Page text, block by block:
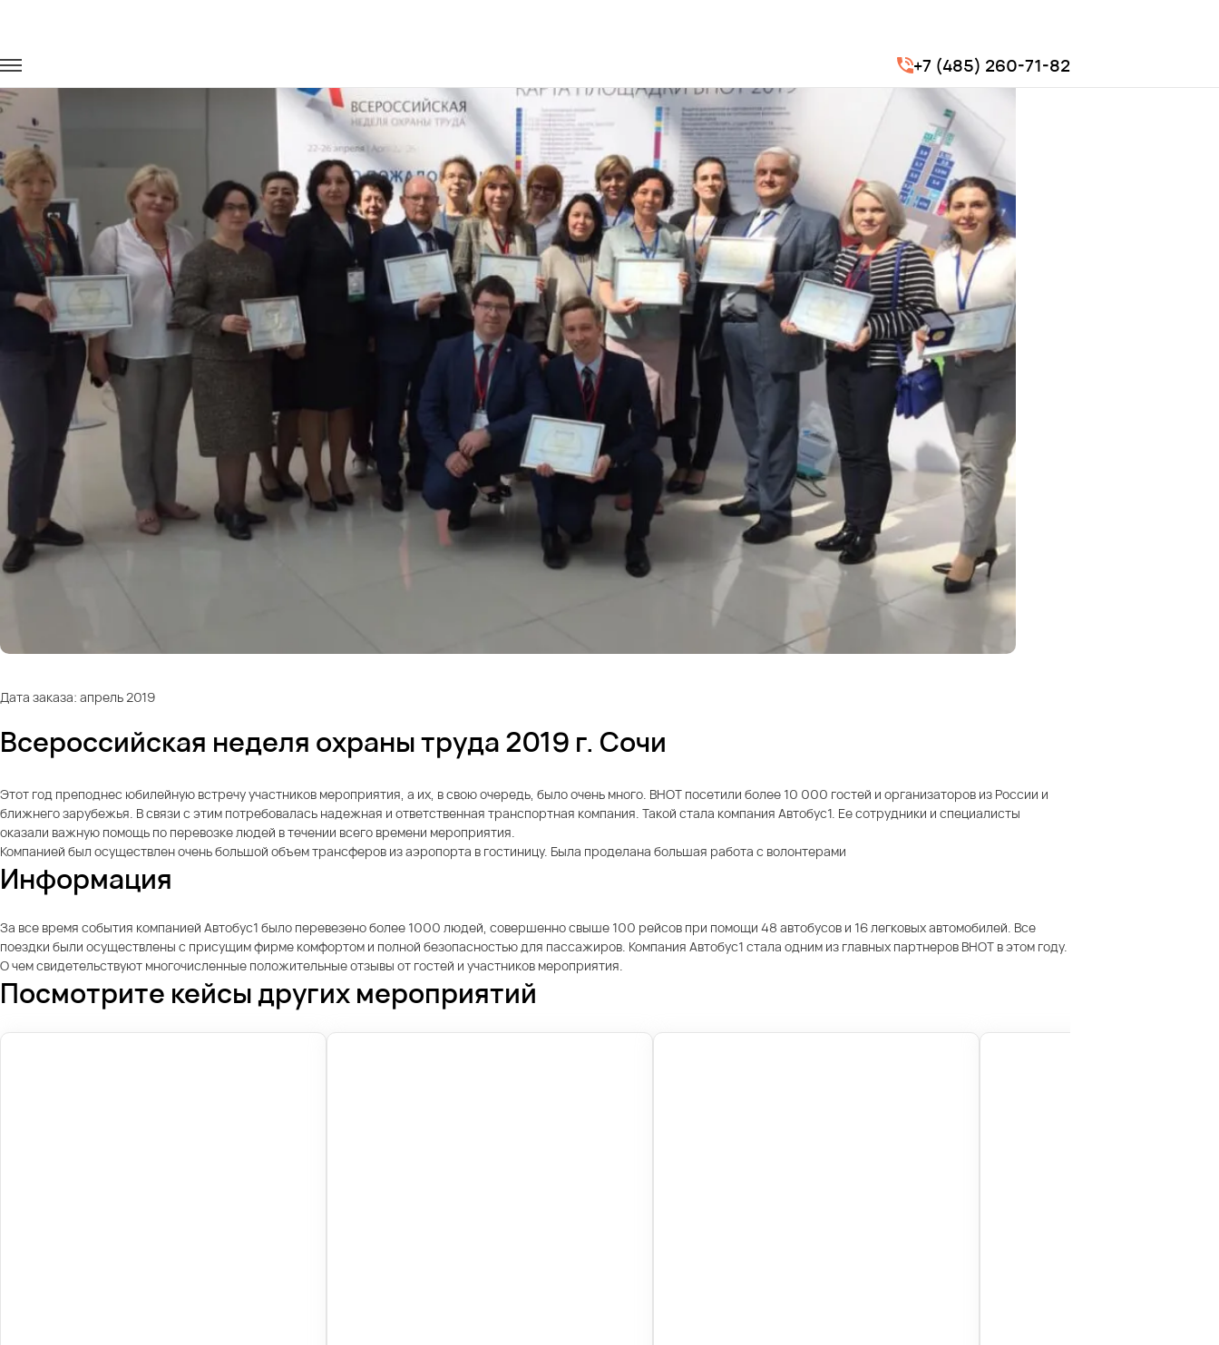
+7 (485) 260-71-82
Дата заказа: апрель 2019
Всероссийская неделя охраны труда 2019 г. Сочи
Этот год преподнес юбилейную встречу участников мероприятия, а их, в свою очередь, было очень много. ВНОТ посетили более 10 000 гостей и организаторов из России и
ближнего зарубежья. В связи с этим потребовалась надежная и ответственная транспортная компания. Такой стала компания Автобус1. Ее сотрудники и специалисты
оказали важную помощь по перевозке людей в течении всего времени мероприятия.
Компанией был осуществлен очень большой объем трансферов из аэропорта в гостиницу. Была проделана большая работа с волонтерами
Информация
За все время события компанией Автобус1 было перевезено более 1000 людей, совершенно свыше 100 рейсов при помощи 48 автобусов и 16 легковых автомобилей. Все
поездки были осуществлены с присущим фирме комфортом и полной безопасностью для пассажиров. Компания Автобус1 стала одним из главных партнеров ВНОТ в этом году.
О чем свидетельствуют многочисленные положительные отзывы от гостей и участников мероприятия.
Посмотрите кейсы других мероприятий